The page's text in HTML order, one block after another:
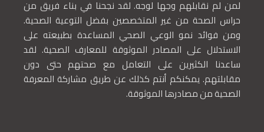
لمن لم نقابلهم وجها لوجه. لقد نجحنا في بناء فريق من
حراس الصحة من غير المتخصصين بفضل التوعية الصحية.
ومن فوائد نمو الوعي الصحي المساعدة بطبيعته على
الاستدلال على المصادر الموثوقة للمعارف الصحية. لقد
ساعدنا الكثيرين على التعامل مع صحتهم حتى دون
مقابلتهم. يمكنكم أنتم كذلك عن طريق مشاركة المعرفة
الصحية من مصادرها الموثوقة.